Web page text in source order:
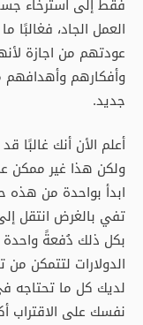
فقط إلى استرخاء
العمل الجاد،
عودتهم من اجازة
وأفكارهم وأهدافهم
جديد.
أعلم الأن أنك
ولكن هذا غير ممكن
ابدأ بواحدة من هذه
تفي بالغرض انتقل
بكل ذلك دُفعةً
الدولارات لتتمكن
لديك كل ما تحتاجه
نفسك على الاقتراب